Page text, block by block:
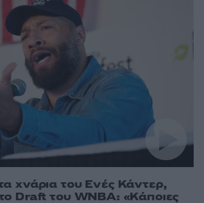
χνάρια του Ενές Κάντερ,
Draft του WNBA: «Κάποιες